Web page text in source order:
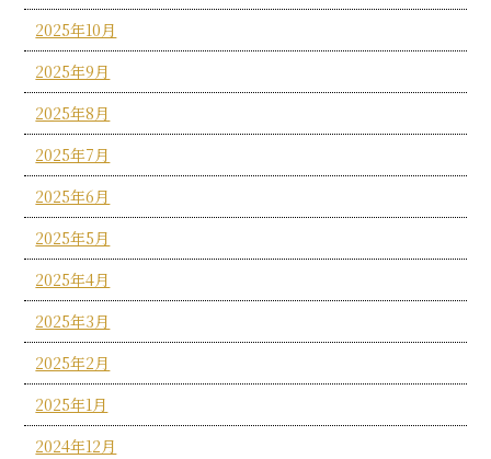
2025年10月
2025年9月
2025年8月
2025年7月
2025年6月
2025年5月
2025年4月
2025年3月
2025年2月
2025年1月
2024年12月